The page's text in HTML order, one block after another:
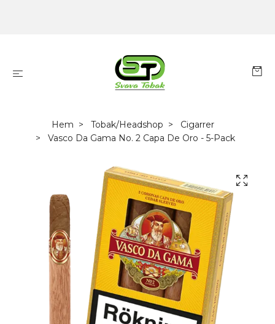
Hem Tobak/Headshop
Cigarrer
Vasco Da Gama No. 2 Capa De Oro - 5-Pack